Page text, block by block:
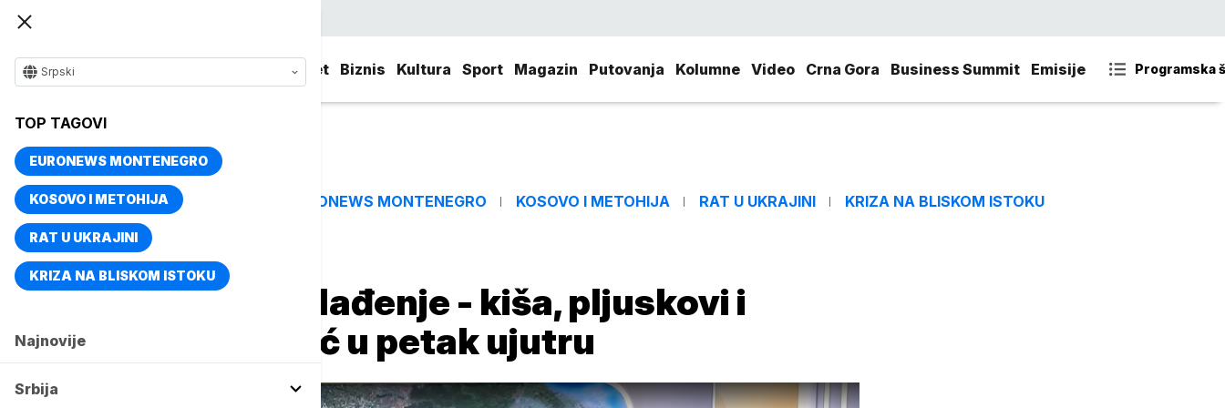
Svet Biznis Kultura Sport Magazin Putovanja Kolumne Video Crna Gora Business Summit Emisije Programska
Srpski
TOP TAGOVI
EURONEWS MONTENEGRO
KOSOVO I METOHIJA
RAT U UKRAJINI
KRIZA NA BLISKOM ISTOKU
Najnovije
Srbija
TOP TAGOVI EURONEWS MONTENEGRO KOSOVO I METOHIJA RAT U UKRAJINI KRIZA NA BLISKOM ISTOKU
Naslovna Srbija
Stiže naglo zahlađenje - kiša, pljuskovi i
moguć mraz već u petak ujutru